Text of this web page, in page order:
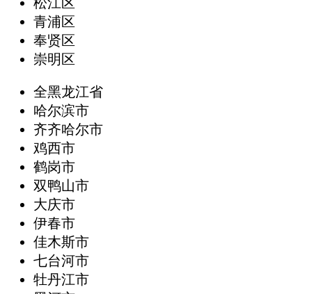
青浦区
奉贤区
崇明区
全黑龙江省
哈尔滨市
齐齐哈尔市
鸡西市
鹤岗市
双鸭山市
大庆市
伊春市
佳木斯市
七台河市
牡丹江市